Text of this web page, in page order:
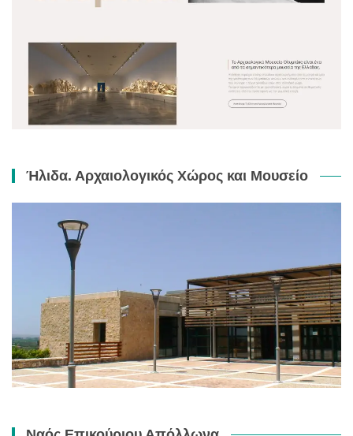
Ήλιδα. Αρχαιολογικός Χώρος και Μουσείο